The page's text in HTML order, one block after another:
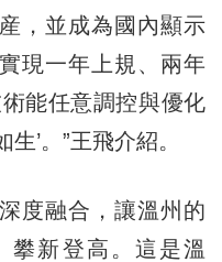
，並成為國內顯示
現一年上規、兩年
能任意調控與優化
’。”王飛介紹。
融合，讓溫州的
攀新登高。這是溫